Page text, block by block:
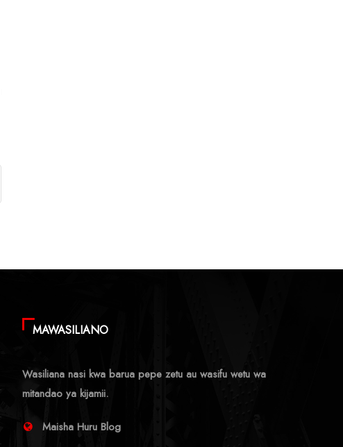
MAWASILIANO
Wasiliana nasi kwa barua pepe zetu au wasifu wetu wa
mitandao ya kijamii.
Maisha Huru Blog